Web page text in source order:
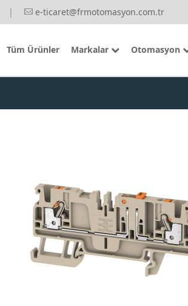
| e-ticaret@frmotomasyon.com.tr
Tüm Ürünler Markalar Otomasyon